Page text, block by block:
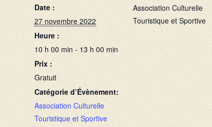
Date :
27 novembre 2022
Heure :
10 h 00 min - 13 h 00 min
Prix :
Gratuit
Catégorie d’Évènement:
Association Culturelle
Touristique et Sportive
Association Culturelle
Touristique et Sportive